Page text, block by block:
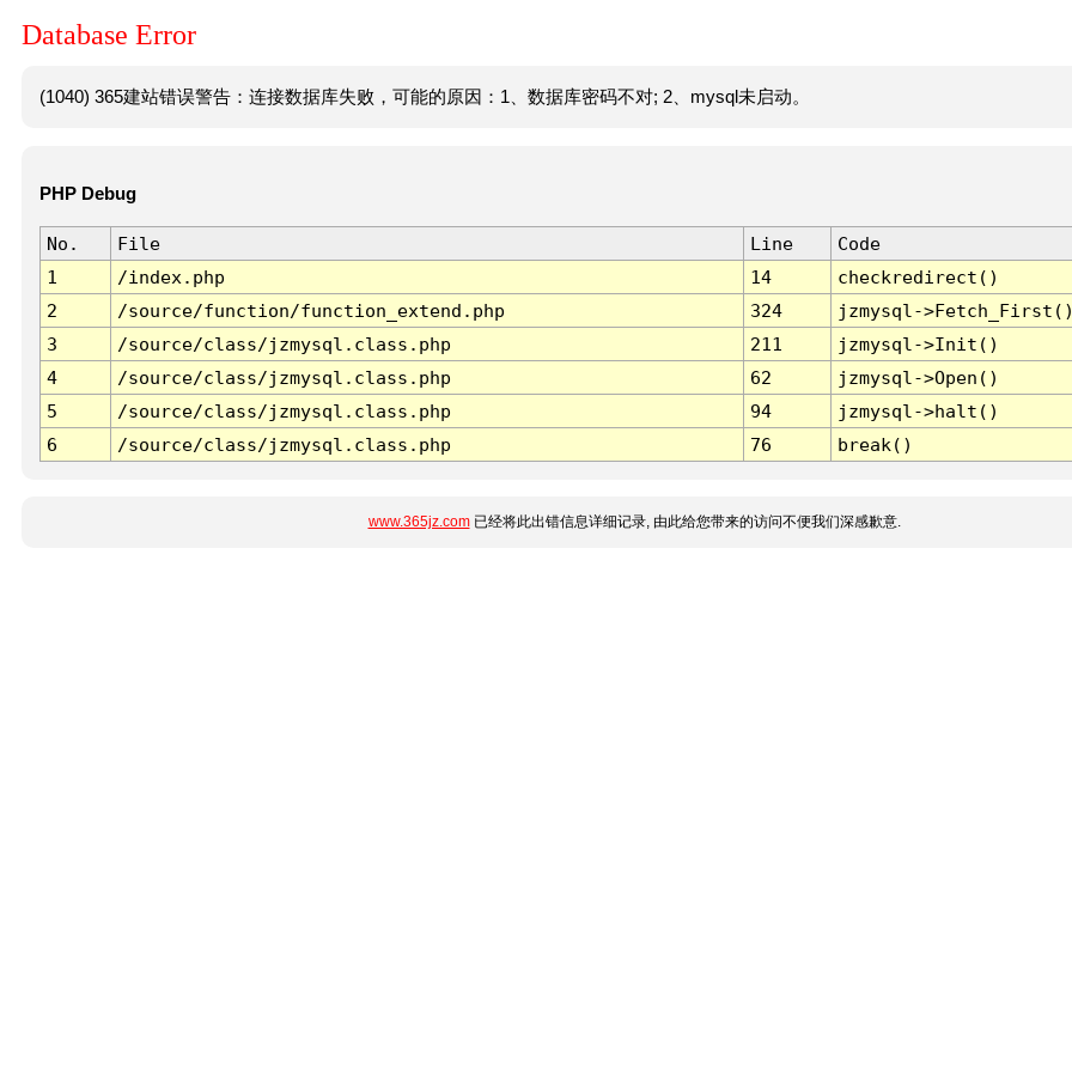
Database Error
(1040) 365建站错误警告：连接数据库失败，可能的原因：1、数据库密码不对; 2、mysql未启动。
PHP Debug
No. File Line
Code
1
/index.php 14
checkredirect()
2
/source/function/function_extend.php 324
jzmysql-
3
/source/class/jzmysql.class.php 211
jzmysql->Init()
4
/source/class/jzmysql.class.php 62
jzmysql->Open()
5
/source/class/jzmysql.class.php 94
jzmysql->halt()
6
/source/class/jzmysql.class.php 76 break()
www.365jz.com已经将此出错信息详细记录, 由此给您带来的访问不便我们深感歉意.